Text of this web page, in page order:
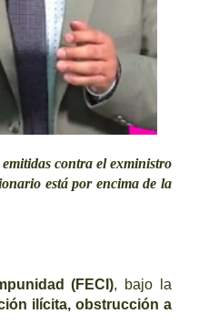
contra el exministro
está por encima de la
(FECI), bajo la
ilícita, obstrucción a